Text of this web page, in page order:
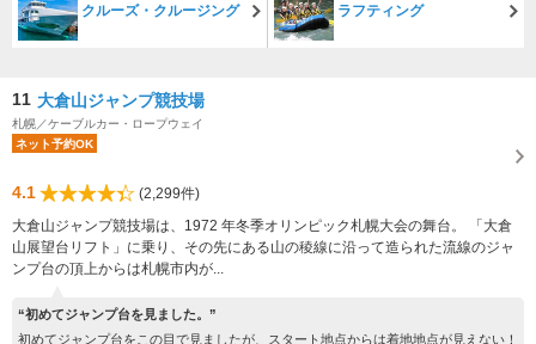
クルーズ・クルージング ラフティング
11 大倉山ジャンプ競技場
札幌／ケーブルカー・ロープウェイ
ネット予約OK
4.1
(2,299件)
大倉山ジャンプ競技場は、1972 年冬季オリンピック札幌大会の舞台。 「大倉
山展望台リフト」に乗り、その先にある山の稜線に沿って造られた流線のジャ
ンプ台の頂上からは札幌市内が...
“初めてジャンプ台を見ました。”
初めてジャンプ台をこの目で見ましたが、スタート地点からは着地地点が見えない！